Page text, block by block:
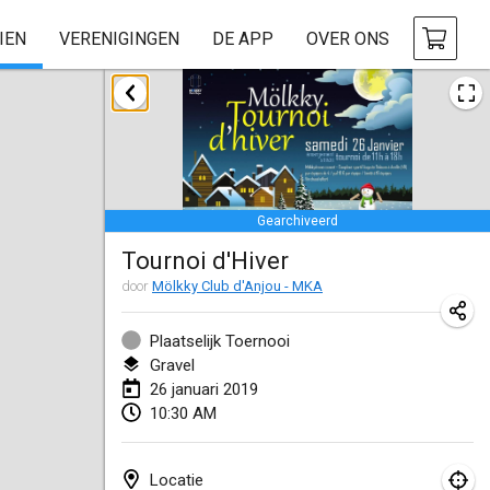
VERENIGINGEN DE APP OVER ONS
Gearchiveerd
Tournoi d'Hiver
door Mölkky Club d'Anjou - MKA
Plaatselijk Toernooi
Gravel
26 januari 2019
10:30 AM
Locatie
januari 2019
New Year's Throw Mölkky
1 jan. 2019|Tsjechië
Tournoi Mixte ASPTTOM
20 jan. 2019|Frankrijk
Tournoi d'Hiver
26 jan. 2019|Frankrijk
Liekki Cup
26 jan. 2019